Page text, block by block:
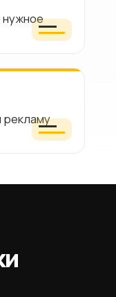
нужное
рекламу